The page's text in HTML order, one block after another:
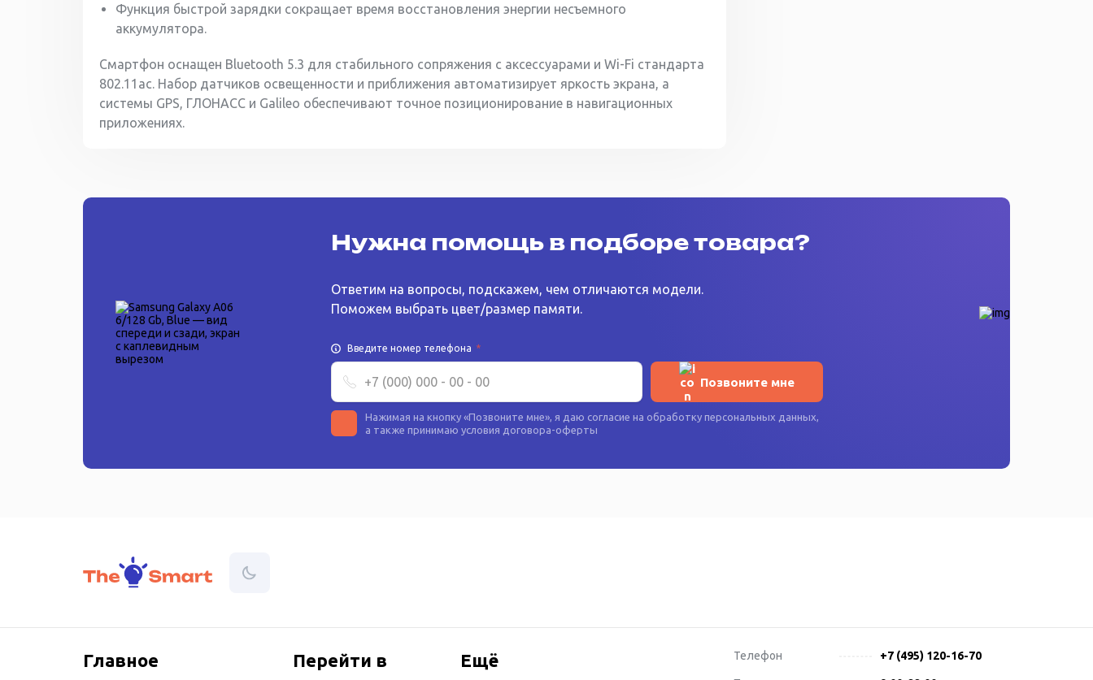
Функция быстрой зарядки сокращает время восстановления энергии несъемного
аккумулятора.
Смартфон оснащен Bluetooth 5.3 для стабильного сопряжения с аксессуарами и Wi-Fi стандарта
802.11ac. Набор датчиков освещенности и приближения автоматизирует яркость экрана, а
системы GPS, ГЛОНАСС и Galileo обеспечивают точное позиционирование в навигационных
приложениях.
Нужна помощь в подборе товара?
Ответим на вопросы, подскажем, чем отличаются модели.
Поможем выбрать цвет/размер памяти.
Введите номер телефона *
Позвоните мне
Нажимая на кнопку «Позвоните мне», я даю согласие на обработку персональных данных,
а также принимаю условия договора-оферты
Главное Перейти в Ещё Телефон +7 (495) 120-16-70